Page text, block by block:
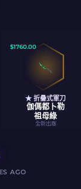
$1760.00
★ 折疊式軍刀
伽傌都卜勒
祖母綠
全新出廠
AGO